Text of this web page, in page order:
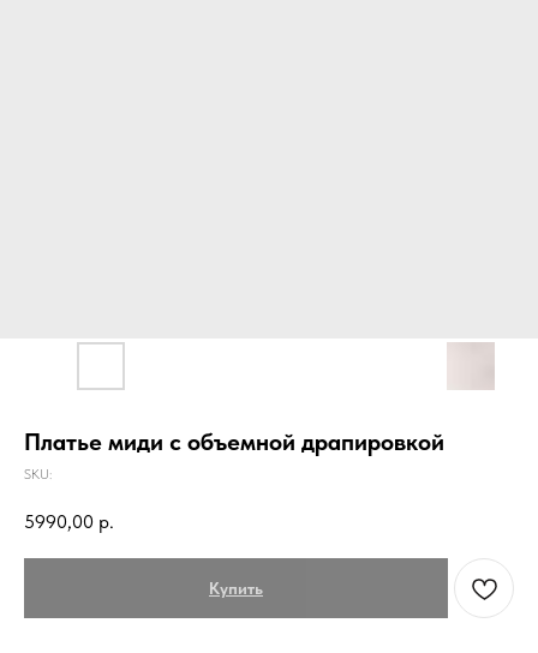
Платье миди с объемной драпировкой
SKU:
5990,00 р.
Купить